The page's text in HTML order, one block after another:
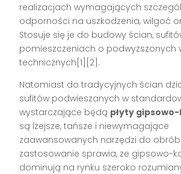
realizacjach wymagających
odporności na uszkodzenia, wilgoć
Stosuje się je do budowy ścian,
pomieszczeniach o podwyższonych
technicznych[1][2].
Natomiast do tradycyjnych ścian
sufitów podwieszanych w
wystarczające będą płyty
są lżejsze, tańsze i niewymagające
zaawansowanych narzędzi do
zastosowanie sprawia, że gipsowo-
dominują na rynku szeroko